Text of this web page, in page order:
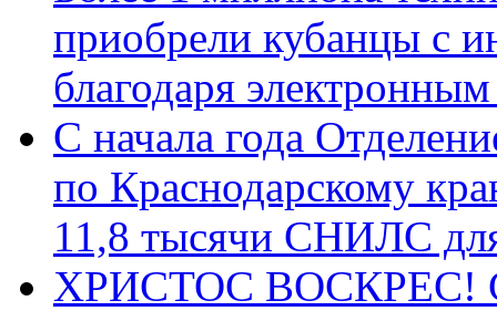
приобрели кубанцы с
благодаря
С начала года
по Краснодарскому
11,8 тысячи СНИЛС
ХРИСТОС ВОСКРЕС! С